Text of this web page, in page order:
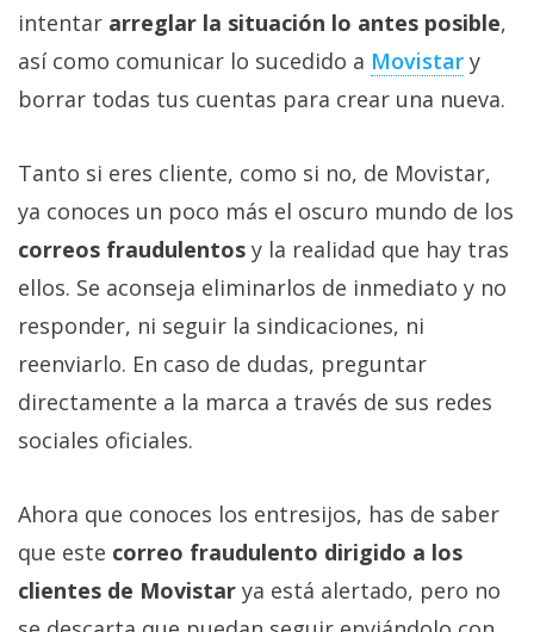
intentar arreglar la situación lo antes posible,
así como comunicar lo sucedido a Movistar y
borrar todas tus cuentas para crear una nueva.
Tanto si eres cliente, como si no, de Movistar,
ya conoces un poco más el oscuro mundo de los
correos fraudulentos y la realidad que hay tras
ellos. Se aconseja eliminarlos de inmediato y no
responder, ni seguir la sindicaciones, ni
reenviarlo. En caso de dudas, preguntar
directamente a la marca a través de sus redes
sociales oficiales.
Ahora que conoces los entresijos, has de saber
que este correo fraudulento dirigido a los
clientes de Movistar ya está alertado, pero no